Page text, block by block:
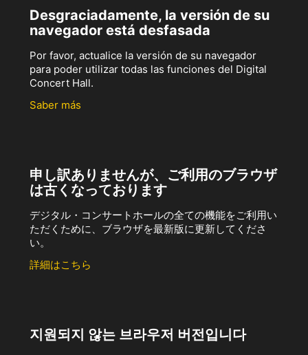
Desgraciadamente, la versión de su
navegador está desfasada
Por favor, actualice la versión de su navegador
para poder utilizar todas las funciones del Digital
Concert Hall.
Saber más
申し訳ありませんが、ご利用のブラウザ
は古くなっております
デジタル・コンサートホールの全ての機能をご利用い
ただくために、ブラウザを最新版に更新してくださ
い。
詳細はこちら
지원되지 않는 브라우저 버전입니다